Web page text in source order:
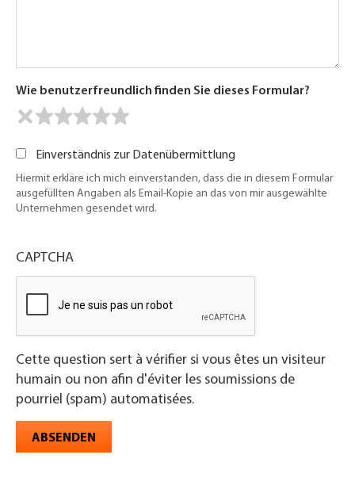
Wie benutzerfreundlich finden Sie dieses Formular?
Einverständnis zur Datenübermittlung
Hiermit erkläre ich mich einverstanden, dass die in diesem Formular
ausgefüllten Angaben als Email-Kopie an das von mir ausgewählte
Unternehmen gesendet wird.
CAPTCHA
Cette question sert à vérifier si vous êtes un visiteur
humain ou non afin d'éviter les soumissions de
pourriel (spam) automatisées.
ABSENDEN